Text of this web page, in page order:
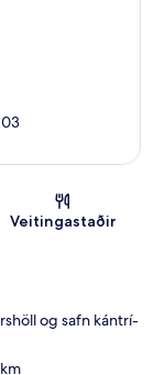
Veitingastaðir
og safn kántrí-